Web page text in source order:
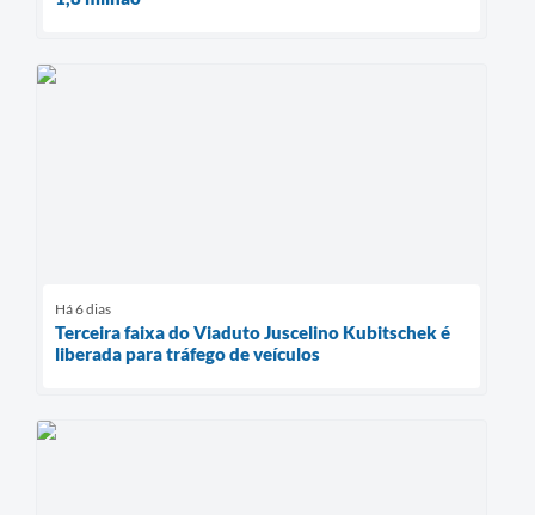
Há 6 dias
Terceira faixa do Viaduto Juscelino Kubitschek é
liberada para tráfego de veículos